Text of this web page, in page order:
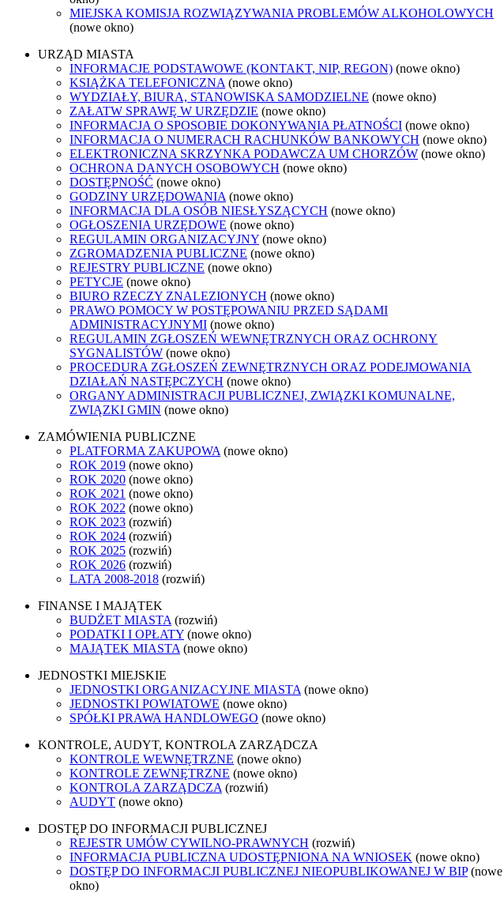
MIEJSKA KOMISJA ROZWIĄZYWANIA PROBLEMÓW ALKOHOLOWYCH
(nowe okno)
URZĄD MIASTA
INFORMACJE PODSTAWOWE (KONTAKT, NIP, REGON) (nowe okno)
KSIĄŻKA TELEFONICZNA (nowe okno)
WYDZIAŁY, BIURA, STANOWISKA SAMODZIELNE (nowe okno)
ZAŁATW SPRAWĘ W URZĘDZIE (nowe okno)
INFORMACJA O SPOSOBIE DOKONYWANIA PŁATNOŚCI (nowe okno)
INFORMACJA O NUMERACH RACHUNKÓW BANKOWYCH (nowe okno)
ELEKTRONICZNA SKRZYNKA PODAWCZA UM CHORZÓW (nowe okno)
OCHRONA DANYCH OSOBOWYCH (nowe okno)
DOSTĘPNOŚĆ (nowe okno)
GODZINY URZĘDOWANIA (nowe okno)
INFORMACJA DLA OSÓB NIESŁYSZĄCYCH (nowe okno)
OGŁOSZENIA URZĘDOWE (nowe okno)
REGULAMIN ORGANIZACYJNY (nowe okno)
ZGROMADZENIA PUBLICZNE (nowe okno)
REJESTRY PUBLICZNE (nowe okno)
PETYCJE (nowe okno)
BIURO RZECZY ZNALEZIONYCH (nowe okno)
PRAWO POMOCY W POSTĘPOWANIU PRZED SĄDAMI
ADMINISTRACYJNYMI (nowe okno)
REGULAMIN ZGŁOSZEŃ WEWNĘTRZNYCH ORAZ OCHRONY
SYGNALISTÓW (nowe okno)
PROCEDURA ZGŁOSZEŃ ZEWNĘTRZNYCH ORAZ PODEJMOWANIA
DZIAŁAŃ NASTĘPCZYCH (nowe okno)
ORGANY ADMINISTRACJI PUBLICZNEJ, ZWIĄZKI KOMUNALNE,
ZWIĄZKI GMIN (nowe okno)
ZAMÓWIENIA PUBLICZNE
PLATFORMA ZAKUPOWA (nowe okno)
ROK 2019 (nowe okno)
ROK 2020 (nowe okno)
ROK 2021 (nowe okno)
ROK 2022 (nowe okno)
ROK 2023 (rozwiń)
ROK 2024 (rozwiń)
ROK 2025 (rozwiń)
ROK 2026 (rozwiń)
LATA 2008-2018 (rozwiń)
FINANSE I MAJĄTEK
BUDŻET MIASTA (rozwiń)
PODATKI I OPŁATY (nowe okno)
MAJĄTEK MIASTA (nowe okno)
JEDNOSTKI MIEJSKIE
JEDNOSTKI ORGANIZACYJNE MIASTA (nowe okno)
JEDNOSTKI POWIATOWE (nowe okno)
SPÓŁKI PRAWA HANDLOWEGO (nowe okno)
KONTROLE, AUDYT, KONTROLA ZARZĄDCZA
KONTROLE WEWNĘTRZNE (nowe okno)
KONTROLE ZEWNĘTRZNE (nowe okno)
KONTROLA ZARZĄDCZA (rozwiń)
AUDYT (nowe okno)
DOSTĘP DO INFORMACJI PUBLICZNEJ
REJESTR UMÓW CYWILNO-PRAWNYCH (rozwiń)
INFORMACJA PUBLICZNA UDOSTĘPNIONA NA WNIOSEK (nowe okno)
DOSTĘP DO INFORMACJI PUBLICZNEJ NIEOPUBLIKOWANEJ W BIP (nowe
okno)